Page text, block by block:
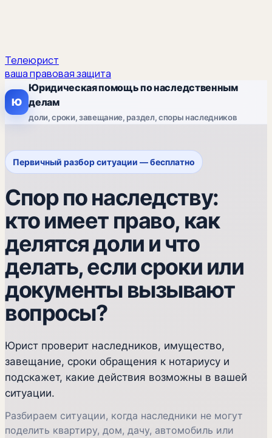
Телеюрист
ваша правовая защита
Ю
Юридическая помощь по наследственным
делам
доли, сроки, завещание, раздел, споры наследников
Первичный разбор ситуации — бесплатно
Спор по наследству:
кто имеет право, как
делятся доли и что
делать, если сроки или
документы вызывают
вопросы?
Юрист проверит наследников, имущество,
завещание, сроки обращения к нотариусу и
подскажет, какие действия возможны в вашей
ситуации.
Разбираем ситуации, когда наследники не могут
поделить квартиру, дом, дачу, автомобиль или